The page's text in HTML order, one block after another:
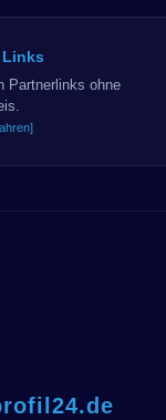
Partnerlinks ohne